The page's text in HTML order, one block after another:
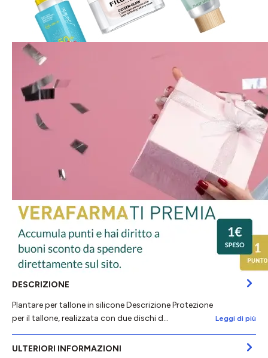
DESCRIZIONE
Plantare per tallone in silicone Descrizione Protezione
per il tallone, realizzata con due dischi d…
Leggi di più
ULTERIORI INFORMAZIONI